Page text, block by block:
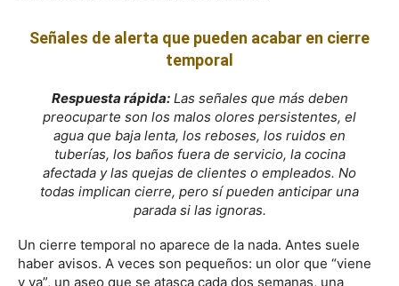
Señales de alerta que pueden acabar en cierre
temporal
Respuesta rápida:Las señales que más deben
preocuparte son los malos olores persistentes, el
agua que baja lenta, los reboses, los ruidos en
tuberías, los baños fuera de servicio, la cocina
afectada y las quejas de clientes o empleados. No
todas implican cierre, pero sí pueden anticipar una
parada si las ignoras.
Un cierre temporal no aparece de la nada. Antes suele
haber avisos. A veces son pequeños: un olor que “viene
y va”, un aseo que se atasca cada dos semanas, una